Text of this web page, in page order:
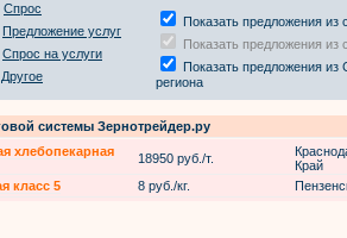
Спрос
Предложение услуг
Спрос на услуги
Другое
Показать предложения из
Показать предложения из
Показать предложения из
региона
системы Зернотрейдер.ру
хлебопекарная
18950 руб./т.
Край
класс 5 8 руб./кг.